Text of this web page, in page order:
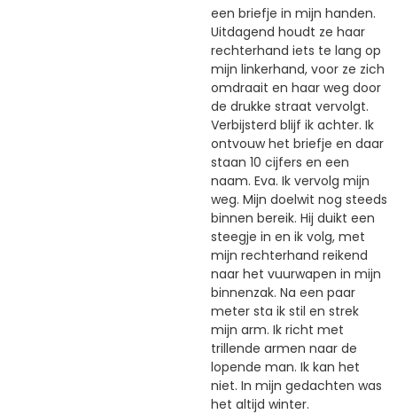
een briefje in mijn handen.
Uitdagend houdt ze haar
rechterhand iets te lang op
mijn linkerhand, voor ze zich
omdraait en haar weg door
de drukke straat vervolgt.
Verbijsterd blijf ik achter. Ik
ontvouw het briefje en daar
staan 10 cijfers en een
naam. Eva. Ik vervolg mijn
weg. Mijn doelwit nog steeds
binnen bereik. Hij duikt een
steegje in en ik volg, met
mijn rechterhand reikend
naar het vuurwapen in mijn
binnenzak. Na een paar
meter sta ik stil en strek
mijn arm. Ik richt met
trillende armen naar de
lopende man. Ik kan het
niet. In mijn gedachten was
het altijd winter.